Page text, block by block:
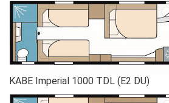
KABE Imperial 1000 TDL (E2 DU)